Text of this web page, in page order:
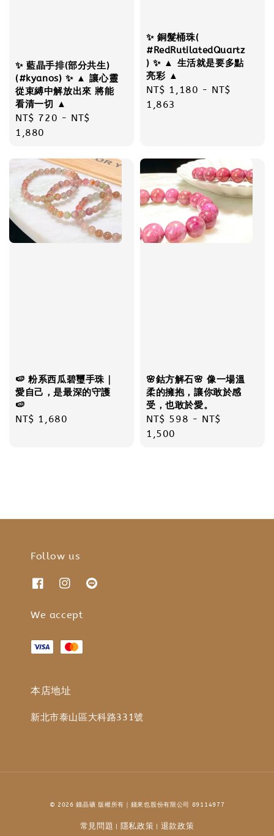
✨ 藍晶手排(部分共生)
(#kyanos) ✨ ▲ 讓心靈
從束縛中解放出來 將能
看清一切 ▲
Regular
price
NT$ 720 - NT$
1,880
✨ 銅髮桶珠(
#RedRutilatedQuartz
) ✨ ▲ 生活就是要多點
亮彩 ▲
Regular
price
NT$ 1,180 - NT$
1,863
🍉 粉系西瓜碧璽手珠｜
愛自己，是最深的守護
🍉
Regular
NT$ 1,680
🌸鈷方解石🌸 像一場溫
柔的擁抱，讓你敢於感
受，也敢於愛。
Regular
price
NT$ 598 - NT$
1,500
Follow us
We accept
本店地址
新北市泰山區大科路331號
© 2026 錢晶礦 版權所有｜錢來也股份有限公司 89114977
常見問題 隱私政策 退款政策